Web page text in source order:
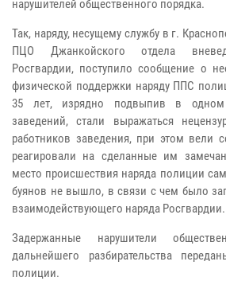
нарушителей общественного порядка.
Так, наряду, несущему службу в г.
ПЦО Джанкойского отдела
Росгвардии, поступило сообщение о
физической поддержки наряду ППС
35 лет, изрядно подвыпив в одном
заведений, стали выражаться
работников заведения, при этом
реагировали на сделанные им
место происшествия наряда полиции
буянов не вышло, в связи с чем было
взаимодействующего наряда Росгвардии.
Задержанные нарушители
дальнейшего разбирательства
полиции.